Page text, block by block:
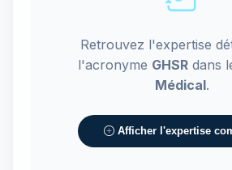
Retrouvez l'expertise
l'acronyme GHSRdans
Médical.
Afficher l'expertise